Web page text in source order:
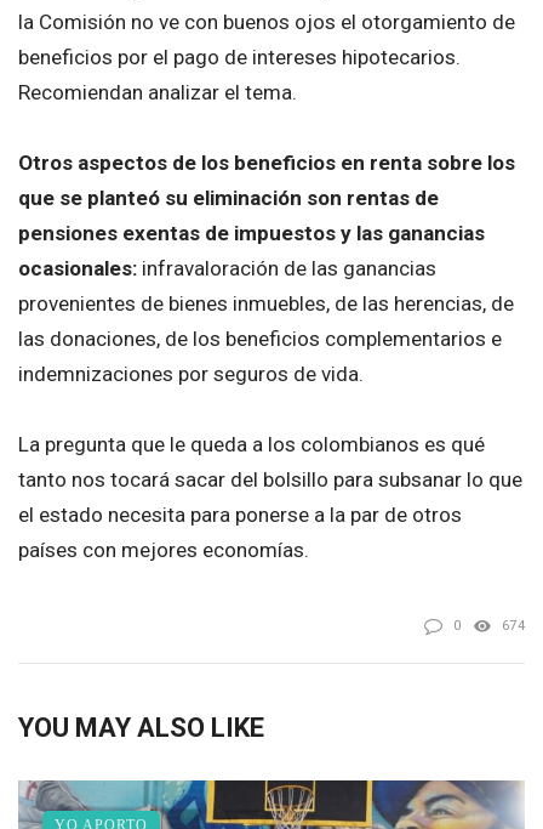
la Comisión no ve con buenos ojos el otorgamiento de
beneficios por el pago de intereses hipotecarios.
Recomiendan analizar el tema.
Otros aspectos de los beneficios en renta sobre los
que se planteó su eliminación son rentas de
pensiones exentas de impuestos y las ganancias
ocasionales: infravaloración de las ganancias
provenientes de bienes inmuebles, de las herencias, de
las donaciones, de los beneficios complementarios e
indemnizaciones por seguros de vida.
La pregunta que le queda a los colombianos es qué
tanto nos tocará sacar del bolsillo para subsanar lo que
el estado necesita para ponerse a la par de otros
países con mejores economías.
0 674
YOU MAY ALSO LIKE
YO APORTO